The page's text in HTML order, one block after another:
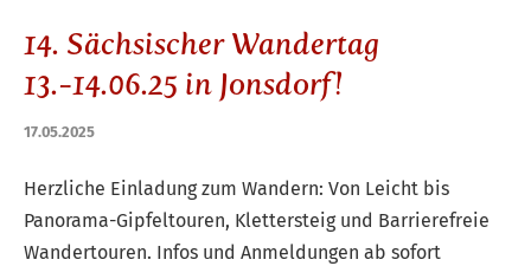
14. Sächsischer Wandertag
13.-14.06.25 in Jonsdorf!
17.05.2025
Herzliche Einladung zum Wandern: Von Leicht bis
Panorama-Gipfeltouren, Klettersteig und Barrierefreie
Wandertouren. Infos und Anmeldungen ab sofort